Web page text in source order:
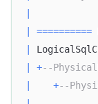
==========
+--
+--